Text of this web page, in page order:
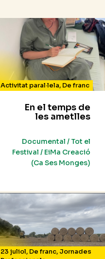
Activitat paral·lela, De franc
En el temps de
les ametlles
Documental / Tot el
Festival / EiMa Creació
(Ca Ses Monges)
23 juliol, De franc, Jornades